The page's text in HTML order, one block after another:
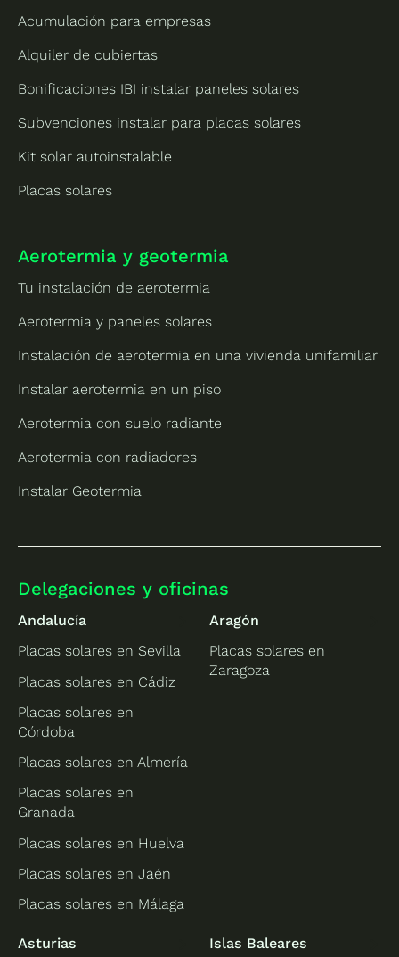
Acumulación para empresas
Alquiler de cubiertas
Bonificaciones IBI instalar paneles solares
Subvenciones instalar para placas solares
Kit solar autoinstalable
Placas solares
Aerotermia y geotermia
Tu instalación de aerotermia
Aerotermia y paneles solares
Instalación de aerotermia en una vivienda unifamiliar
Instalar aerotermia en un piso
Aerotermia con suelo radiante
Aerotermia con radiadores
Instalar Geotermia
Delegaciones y oficinas
Andalucía
Placas solares en Sevilla
Placas solares en Cádiz
Placas solares en
Córdoba
Placas solares en Almería
Placas solares en
Granada
Placas solares en Huelva
Placas solares en Jaén
Placas solares en Málaga
Aragón
Placas solares en
Zaragoza
Asturias
Islas Baleares